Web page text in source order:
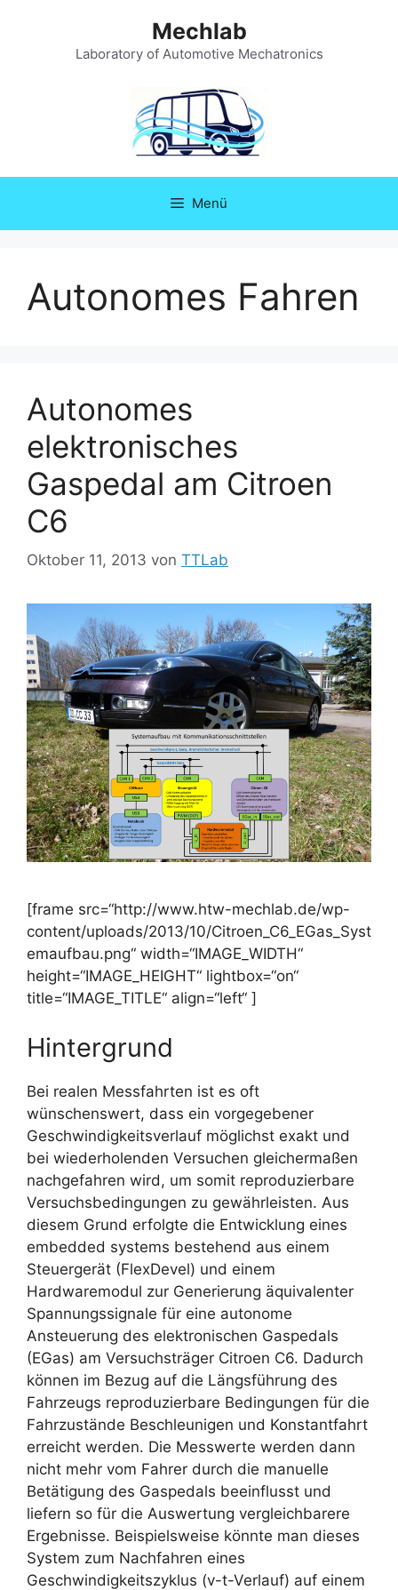
Mechlab
Laboratory of Automotive Mechatronics
Menü
Autonomes Fahren
Autonomes
elektronisches
Gaspedal am Citroen
C6
Oktober 11, 2013 von TTLab
[frame src=“http://www.htw-mechlab.de/wp-
content/uploads/2013/10/Citroen_C6_EGas_Syst
emaufbau.png“ width=“IMAGE_WIDTH“
height=“IMAGE_HEIGHT“ lightbox=“on“
title=“IMAGE_TITLE“ align=“left“ ]
Hintergrund
Bei realen Messfahrten ist es oft
wünschenswert, dass ein vorgegebener
Geschwindigkeitsverlauf möglichst exakt und
bei wiederholenden Versuchen gleichermaßen
nachgefahren wird, um somit reproduzierbare
Versuchsbedingungen zu gewährleisten. Aus
diesem Grund erfolgte die Entwicklung eines
embedded systems bestehend aus einem
Steuergerät (FlexDevel) und einem
Hardwaremodul zur Generierung äquivalenter
Spannungssignale für eine autonome
Ansteuerung des elektronischen Gaspedals
(EGas) am Versuchsträger Citroen C6. Dadurch
können im Bezug auf die Längsführung des
Fahrzeugs reproduzierbare Bedingungen für die
Fahrzustände Beschleunigen und Konstantfahrt
erreicht werden. Die Messwerte werden dann
nicht mehr vom Fahrer durch die manuelle
Betätigung des Gaspedals beeinflusst und
liefern so für die Auswertung vergleichbarere
Ergebnisse. Beispielsweise könnte man dieses
System zum Nachfahren eines
Geschwindigkeitszyklus (v-t-Verlauf) auf einem